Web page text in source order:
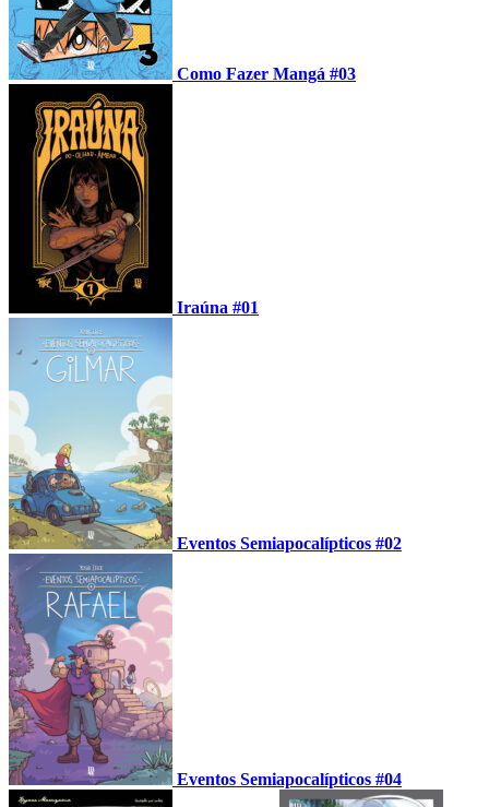
Como Fazer Mangá #03
Iraúna #01
Eventos Semiapocalípticos #02
Eventos Semiapocalípticos #04